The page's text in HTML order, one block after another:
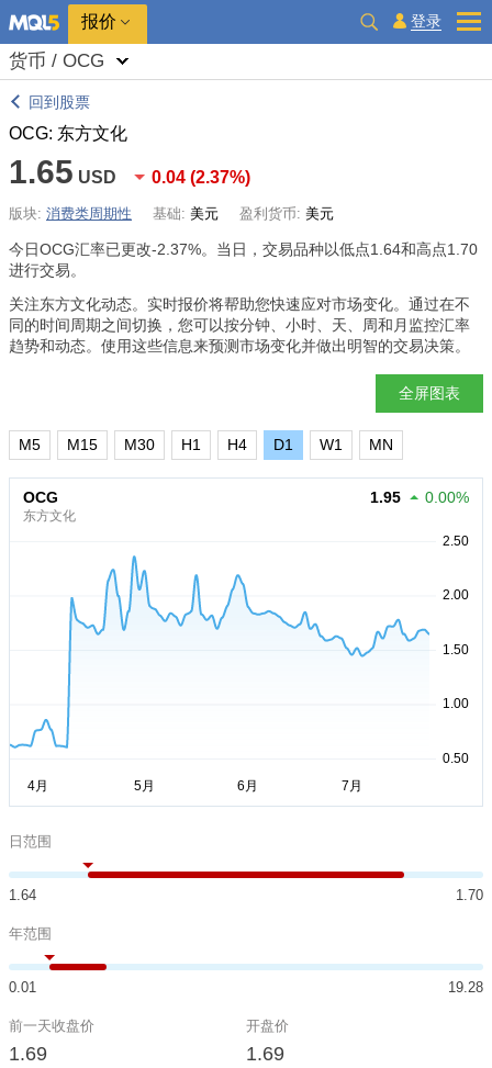
报价 登录
货币 / OCG
回到股票
OCG: 东方文化
1.65 USD 0.04 (2.37%)
版块: 消费类周期性 基础: 美元 盈利货币: 美元
今日OCG汇率已更改-2.37%。当日，交易品种以低点1.64和高点1.70
进行交易。
关注东方文化动态。实时报价将帮助您快速应对市场变化。通过在不
同的时间周期之间切换，您可以按分钟、小时、天、周和月监控汇率
趋势和动态。使用这些信息来预测市场变化并做出明智的交易决策。
全屏图表
M5 M15 M30 H1 H4 D1 W1 MN
OCG
东方文化
1.95 0.00%
日范围
1.64 1.70
年范围
0.01 19.28
前一天收盘价
1.69
开盘价
1.69